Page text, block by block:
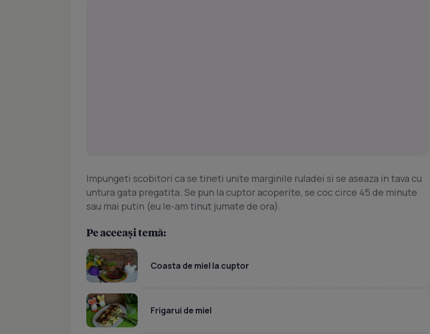
Impungeti scobitori ca se tineti unite marginile ruladei si se aseaza in tava cu
untura gata pregatita. Se pun la cuptor acoperite, se coc circe 45 de minute
sau mai putin (eu le-am tinut jumate de ora).
Pe aceeași temă:
Coasta de miel la cuptor
Frigarui de miel